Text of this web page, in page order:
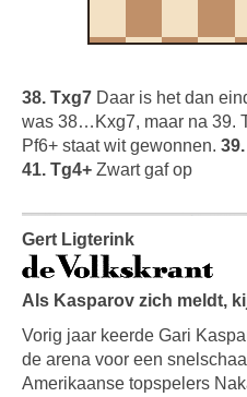
38. Txg7 Daar is het dan
was 38…Kxg7, maar na 39.
Pf6+ staat wit gewonnen.
41. Tg4+ Zwart gaf op
Gert Ligterink
Als Kasparov zich meldt,
Vorig jaar keerde Gari
de arena voor een
Amerikaanse topspelers